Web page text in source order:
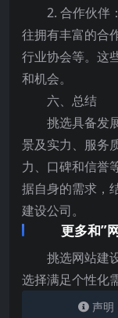
2. 合作伙伴
往拥有丰富的合
行业协会等。这
和机会。
六、总结
挑选具备发
景及实力、服务
力、口碑和信誉
据自身的需求，
建设公司。
更多和”
挑选网站建
选择满足个性化
声明